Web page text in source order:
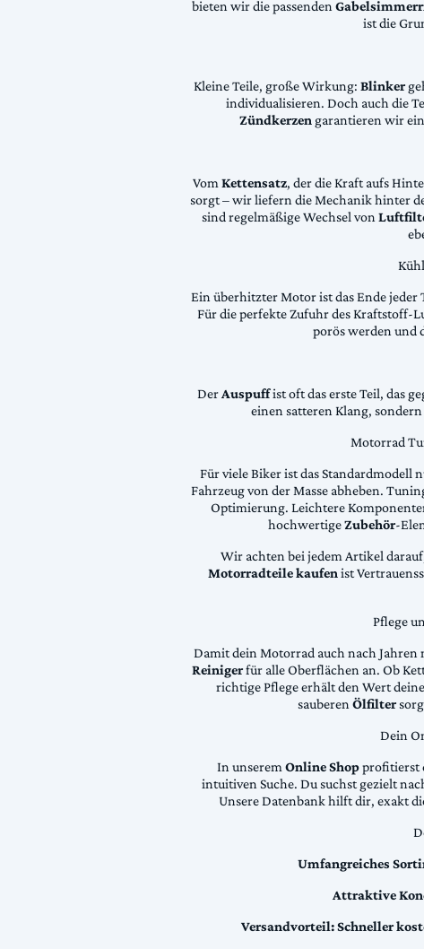
bieten wir die passenden
ist die
Kleine Teile, große Wirkung: Blinker
individualisieren. Doch auch die
Zündkerzen garantieren wir
VomKettensatz, der die Kraft aufs
sorgt – wir liefern die Mechanik hinter
sind regelmäßige Wechsel von
Ein überhitzter Motor ist das Ende jeder
Für die perfekte Zufuhr des Kraftstoff-
porös werden und
DerAuspuffist oft das erste Teil, das
einen satteren Klang,
Motorrad
Für viele Biker ist das Standardmodell
Fahrzeug von der Masse abheben.
Optimierung. Leichtere
hochwertigeZubehör-
Wir achten bei jedem Artikel
Motorradteile kaufenist
Pflege
Damit dein Motorrad auch nach
Reinigerfür alle Oberflächen an. Ob
richtige Pflege erhält den Wert
sauberenÖlfilter
Dein
In unseremOnline Shopprofitierst
intuitiven Suche. Du suchst gezielt
Unsere Datenbank hilft dir, exakt
Umfangreiches
Attraktive
Versandvorteil:Schneller